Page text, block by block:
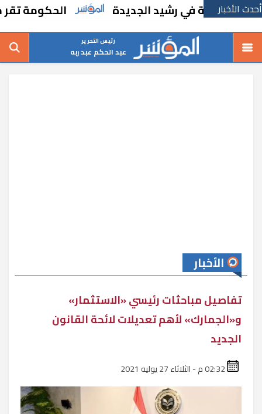
أحدث الأخبارفي رشيد الجديدة الحكومة تقر مسانده
رئيس التحرير
عبد الحكم عبد ربه
الأخبار
تفاصيل مباحثات رئيسي «الاستثمار»
و«الجمارك» لأهم تعديلات لائحة القانون
الجديد